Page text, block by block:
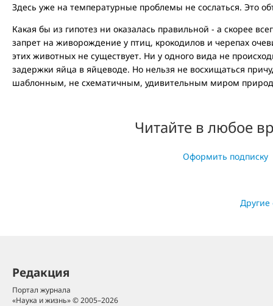
Здесь уже на температурные проблемы не сослаться. Это
Какая бы из гипотез ни оказалась правильной - а скорее
запрет на живорождение у птиц, крокодилов и черепах
этих животных не существует. Ни у одного вида не
задержки яйца в яйцеводе. Но нельзя не восхищаться
шаблонным, не схематичным, удивительным миром
Читайте в любое
Оформить подписку
Другие
Редакция
Портал журнала
«Наука и жизнь» © 2005–2026